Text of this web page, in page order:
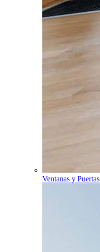
Ventanas y Puertas